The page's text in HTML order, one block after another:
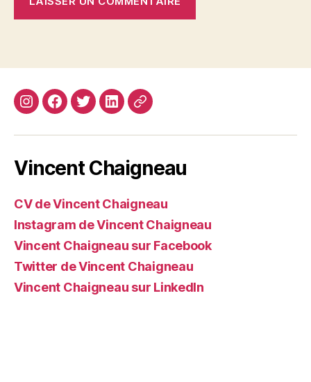
InstagramFacebook
TwitterLinkedin
Site
Vincent Chaigneau
CV de Vincent Chaigneau
Instagram de Vincent Chaigneau
Vincent Chaigneau sur Facebook
Twitter de Vincent Chaigneau
Vincent Chaigneau sur LinkedIn